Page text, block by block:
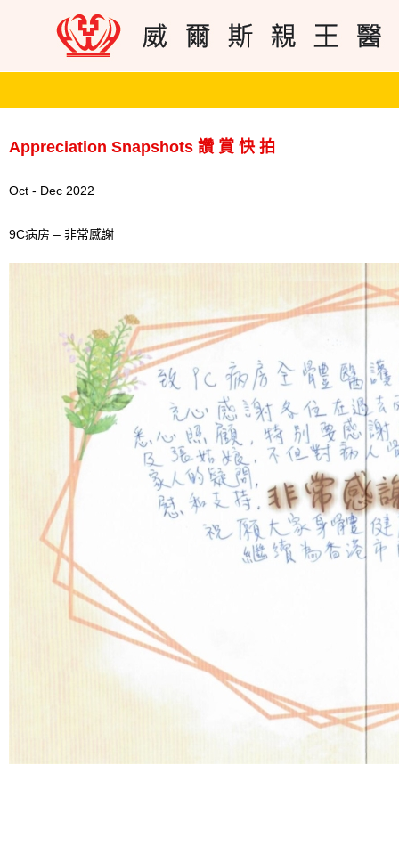
Appreciation Snapshots 讚 賞 快 拍
Oct - Dec 2022
9C病房 – 非常感謝